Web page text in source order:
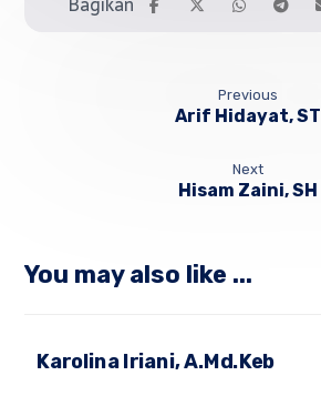
Previous
Arif Hidayat, ST
Next
Hisam Zaini, SH
You may also like ...
Karolina Iriani, A.Md.Keb